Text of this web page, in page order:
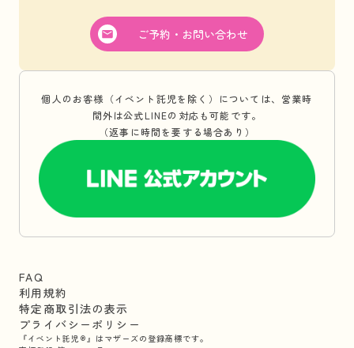
ご予約・お問い合わせ
個人のお客様（イベント託児を除く）については、営業時
間外は公式LINEの対応も可能です。
（返事に時間を要する場合あり）
FAQ
利用規約
特定商取引法の表示
プライバシーポリシー
『イベント託児®』はマザーズの登録商標です。